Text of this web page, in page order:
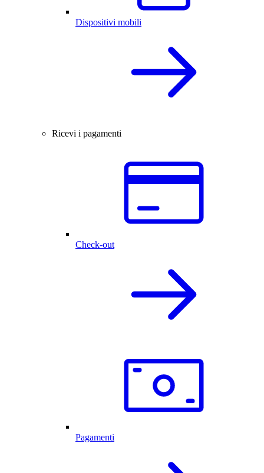
Dispositivi mobili
Ricevi i pagamenti
Check-out
Pagamenti